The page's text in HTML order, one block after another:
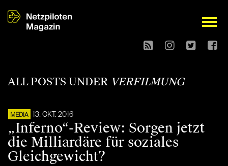
open
ALL POSTS UNDER VERFILMUNG
MEDIA 13. OKT. 2016
„Inferno“-Review: Sorgen jetzt
die Milliardäre für soziales
Gleichgewicht?